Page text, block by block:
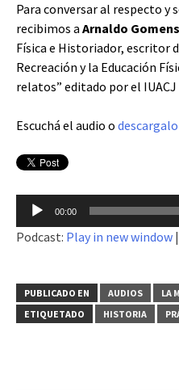
Para conversar al respecto y
recibimos a Arnaldo
Física e Historiador, escritor
Recreación y la Educación
relatos” editado por el IUACJ
Escuchá el audio o
Reproductor
de
audio
00:00
Podcast: Play in new window |
PUBLICADO EN AUDIOS
LA
ETIQUETADO
HISTORIA